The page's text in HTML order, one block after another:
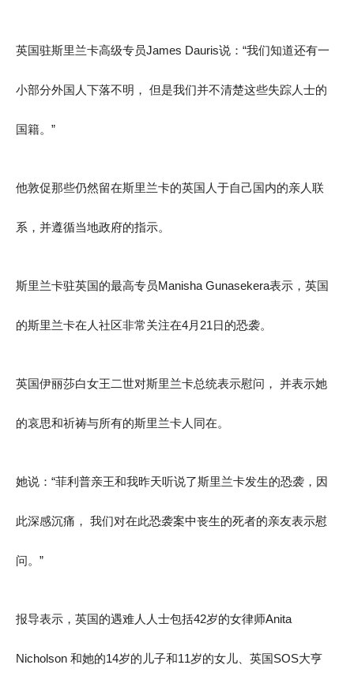
英国驻斯里兰卡高级专员James Dauris说：“我们知道还有一
小部分外国人下落不明， 但是我们并不清楚这些失踪人士的
国籍。”
他敦促那些仍然留在斯里兰卡的英国人于自己国内的亲人联
系，并遵循当地政府的指示。
斯里兰卡驻英国的最高专员Manisha Gunasekera表示，英国
的斯里兰卡在人社区非常关注在4月21日的恐袭。
英国伊丽莎白女王二世对斯里兰卡总统表示慰问， 并表示她
的哀思和祈祷与所有的斯里兰卡人同在。
她说：“菲利普亲王和我昨天听说了斯里兰卡发生的恐袭，因
此深感沉痛， 我们对在此恐袭案中丧生的死者的亲友表示慰
问。”
报导表示，英国的遇难人人士包括42岁的女律师Anita
Nicholson 和她的14岁的儿子和11岁的女儿、英国SOS大亨